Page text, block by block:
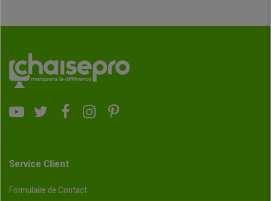
Service Client
Formulaire de Contact